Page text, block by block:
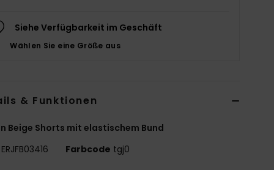
Siehe Verfügbarkeit im Geschäft
Wählen Sie eine Größe aus
& Funktionen
Beige Shorts mit elastischem Bund
ERJFB03416 Farbcode tgj0